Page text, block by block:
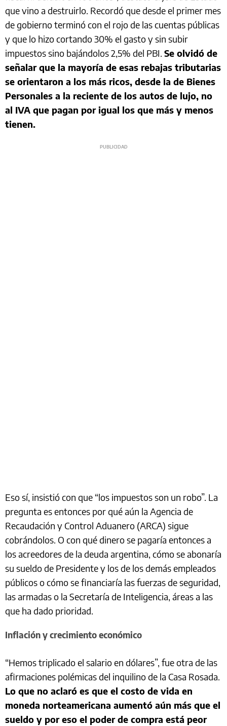
que vino a destruirlo. Recordó que desde el primer mes
de gobierno terminó con el rojo de las cuentas públicas
y que lo hizo cortando 30% el gasto y sin subir
impuestos sino bajándolos 2,5% del PBI. Se olvidó de
señalar que la mayoría de esas rebajas tributarias
se orientaron a los más ricos, desde la de Bienes
Personales a la reciente de los autos de lujo, no
al IVA que pagan por igual los que más y menos
tienen.
Eso sí, insistió con que “los impuestos son un robo”. La
pregunta es entonces por qué aún la Agencia de
Recaudación y Control Aduanero (ARCA) sigue
cobrándolos. O con qué dinero se pagaría entonces a
los acreedores de la deuda argentina, cómo se abonaría
su sueldo de Presidente y los de los demás empleados
públicos o cómo se financiaría las fuerzas de seguridad,
las armadas o la Secretaría de Inteligencia, áreas a las
que ha dado prioridad.
Inflación y crecimiento económico
“Hemos triplicado el salario en dólares”, fue otra de las
afirmaciones polémicas del inquilino de la Casa Rosada.
Lo que no aclaró es que el costo de vida en
moneda norteamericana aumentó aún más que el
sueldo y por eso el poder de compra está peor